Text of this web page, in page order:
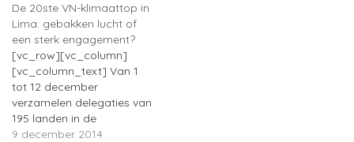
belang van de EU vermeld
omtrent de productie, de
handel en de consumptie
van goud…
De 20ste VN-klimaattop in
Lima: gebakken lucht of
een sterk engagement?
[vc_row][vc_column]
[vc_column_text] Van 1
tot 12 december
verzamelen delegaties van
195 landen in de
Peruaanse hoofdstad
9 december 2014